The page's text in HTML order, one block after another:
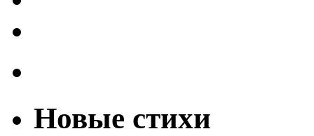
Новые стихи